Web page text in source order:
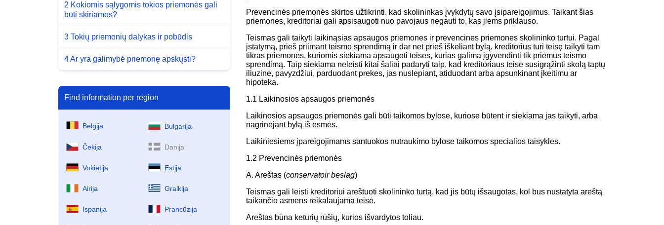
2 Kokiomis sąlygomis tokios priemonės gali
būti skiriamos?
3 Tokių priemonių dalykas ir pobūdis
4 Ar yra galimybė priemonę apskųsti?
Find information per region
Belgija Bulgarija
Čekija Danija
Vokietija Estija
Airija Graikija
Ispanija Prancūzija
Prevencinės priemonės skirtos užtikrinti, kad skolininkas įvykdytų savo įsipareigojimus. Taikant šias
priemones, kreditoriai gali apsisaugoti nuo pavojaus negauti to, kas jiems priklauso.
Teismas gali taikyti laikinąsias apsaugos priemones ir prevencines priemones skolininko turtui. Pagal
įstatymą, prieš priimant teismo sprendimą ir dar net prieš iškeliant bylą, kreditorius turi teisę taikyti tam
tikras priemones, kuriomis siekiama apsaugoti teises, kurias galima įgyvendinti tik priėmus teismo
sprendimą. Taip siekiama neleisti kitai šaliai padaryti taip, kad kreditoriaus teisė susigrąžinti skolą taptų
iliuzinė, pavyzdžiui, parduodant prekes, jas nuslepiant, atiduodant arba apsunkinant įkeitimu ar
hipoteka.
1.1 Laikinosios apsaugos priemonės
Laikinosios apsaugos priemonės gali būti taikomos bylose, kuriose būtent ir siekiama jas taikyti, arba
nagrinėjant bylą iš esmės.
Laikiniesiems įpareigojimams santuokos nutraukimo bylose taikomos specialios taisyklės.
1.2 Prevencinės priemonės
A. Areštas (conservatoir beslag)
Teismas gali leisti kreditoriui areštuoti skolininko turtą, kad jis būtų išsaugotas, kol bus nustatyta areštą
taikančio asmens reikalaujama teisė.
Areštas būna keturių rūšių, kurios išvardytos toliau.